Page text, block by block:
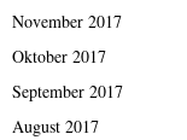
November 2017
Oktober 2017
September 2017
August 2017